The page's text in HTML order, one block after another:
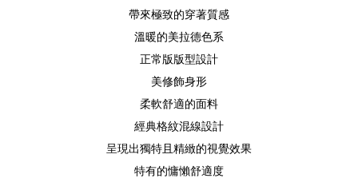
帶來極致的穿著質感
溫暖的美拉德色系
正常版版型設計
美修飾身形
柔軟舒適的面料
經典格紋混線設計
呈現出獨特且精緻的視覺效果
特有的慵懶舒適度